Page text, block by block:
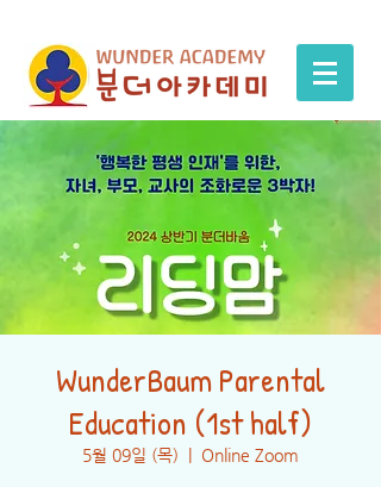
WunderBaum Parental
Education (1st half)
5월 09일 (목) Online Zoom